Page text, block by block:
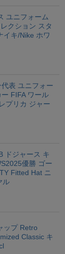
ユニフォーム
クション スタ
イキ/Nike ホワ
表 ユニフォー
FIFA ワール
プリカ ジャー
ドジャース キ
優勝 ゴー
Fitted Hat ニ
ル
ップ Retro
Classic キ